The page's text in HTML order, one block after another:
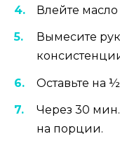
Влейте
Вымесите
Оставьте на
Через 30
на порции.